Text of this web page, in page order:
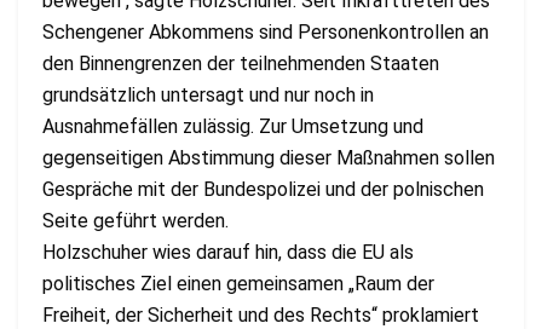
Schengener Abkommens sind Personenkontrollen an
den Binnengrenzen der teilnehmenden Staaten
grundsätzlich untersagt und nur noch in
Ausnahmefällen zulässig. Zur Umsetzung und
gegenseitigen Abstimmung dieser Maßnahmen sollen
Gespräche mit der Bundespolizei und der polnischen
Seite geführt werden.
Holzschuher wies darauf hin, dass die EU als
politisches Ziel einen gemeinsamen „Raum der
Freiheit, der Sicherheit und des Rechts“ proklamiert